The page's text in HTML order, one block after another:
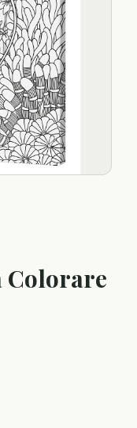
Colorare